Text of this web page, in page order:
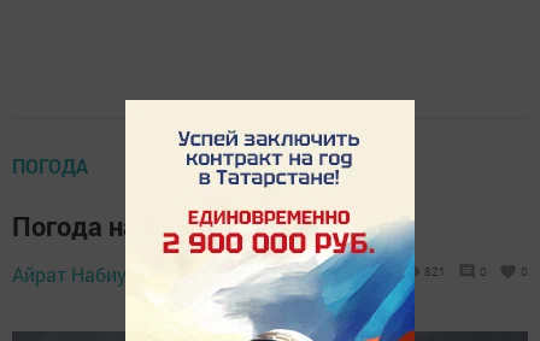
ПОГОДА
Погода на пятницу 28 июля
Айрат Набиуллин, 27 июля 2023 - 08:27 821 0 0